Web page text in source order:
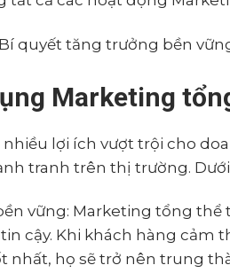
Marketing
lợi ích vượt trội cho
tranh trên thị trường.
vững: Marketing tổng thể
cậy. Khi khách hàng cảm
họ sẽ trở nên trung